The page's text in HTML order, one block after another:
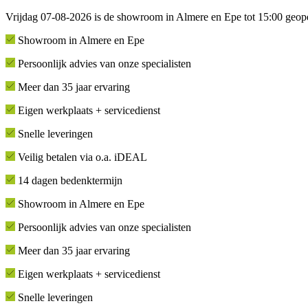
Vrijdag 07-08-2026 is de showroom in Almere en Epe tot 15:00
Showroom in Almere en Epe
Persoonlijk advies van onze specialisten
Meer dan 35 jaar ervaring
Eigen werkplaats + servicedienst
Snelle leveringen
Veilig betalen via o.a. iDEAL
14 dagen bedenktermijn
Showroom in Almere en Epe
Persoonlijk advies van onze specialisten
Meer dan 35 jaar ervaring
Eigen werkplaats + servicedienst
Snelle leveringen